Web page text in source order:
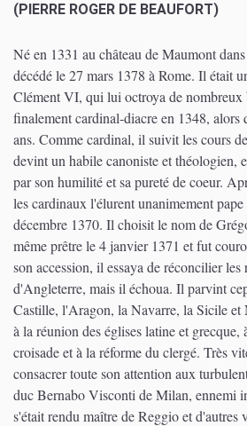
(PIERRE ROGER DE BEAUFORT)
Né en 1331 au château de Maumont
décédé le 27 mars 1378 à Rome. Il était
Clément VI, qui lui octroya de nombreux
finalement cardinal-diacre en 1348,
ans. Comme cardinal, il suivit les cours
devint un habile canoniste et théologien,
par son humilité et sa pureté de coeur.
les cardinaux l'élurent unanimement
décembre 1370. Il choisit le nom de
même prêtre le 4 janvier 1371 et fut
son accession, il essaya de réconcilier les
d'Angleterre, mais il échoua. Il parvint
Castille, l'Aragon, la Navarre, la Sicile et
à la réunion des églises latine et
croisade et à la réforme du clergé. Très
consacrer toute son attention aux
duc Bernabo Visconti de Milan, ennemi
s'était rendu maître de Reggio et d'autres